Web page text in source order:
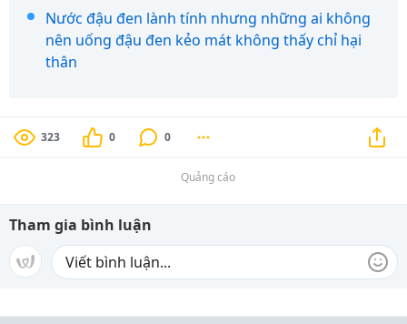
Nước đậu đen lành tính nhưng những ai không
nên uống đậu đen kẻo mát không thấy chỉ hại
thân
323 0 0
Quảng cáo
Tham gia bình luận